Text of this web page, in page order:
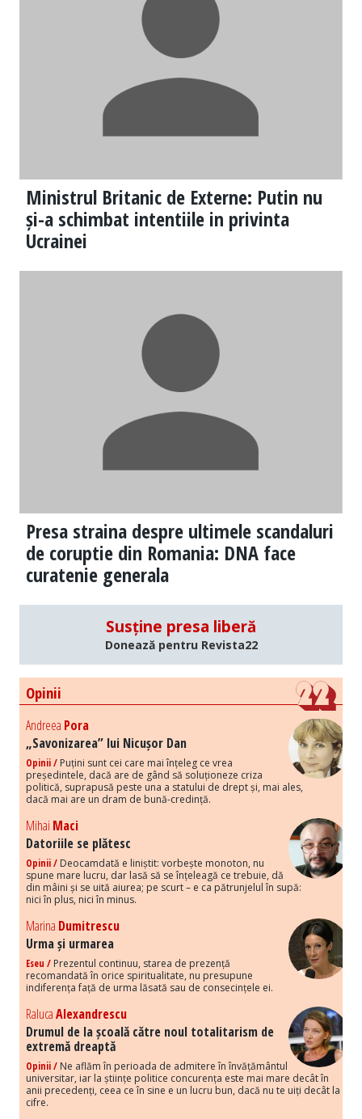
Ministrul Britanic de Externe: Putin nu
și-a schimbat intentiile in privinta
Ucrainei
Presa straina despre ultimele scandaluri
de coruptie din Romania: DNA face
curatenie generala
Susține presa liberă
Donează pentru Revista22
Opinii
Andreea Pora
„Savonizarea” lui Nicușor Dan
Opinii / Puțini sunt cei care mai înțeleg ce vrea
președintele, dacă are de gând să soluționeze criza
politică, suprapusă peste una a statului de drept și, mai ales,
dacă mai are un dram de bună-credință.
Mihai Maci
Datoriile se plătesc
Opinii / Deocamdată e liniștit: vorbește monoton, nu
spune mare lucru, dar lasă să se înțeleagă ce trebuie, dă
din mâini și se uită aiurea; pe scurt – e ca pătrunjelul în supă:
nici în plus, nici în minus.
Marina Dumitrescu
Urma și urmarea
Eseu / Prezentul continuu, starea de prezență
recomandată în orice spiritualitate, nu presupune
indiferența față de urma lăsată sau de consecințele ei.
RalucaAlexandrescu
Drumul de la școală către noul totalitarism de
extremă dreaptă
Opinii / Ne aflăm în perioada de admitere în învățământul
universitar, iar la științe politice concurența este mai mare decât în
anii precedenți, ceea ce în sine e un lucru bun, dacă nu te uiți decât la
cifre.